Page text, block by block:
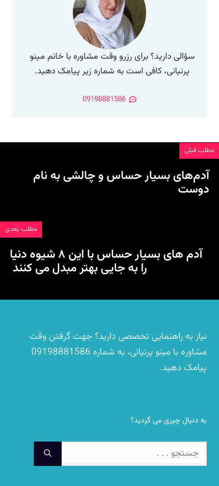
سؤالی دارید؟ برای رزرو وقت مشاوره با خانم مینو
پرنیانی، کافی است به شماره زیر پیامک دهید.
09198881586
مطلب قبلی
آدم‌های بسیار حساس و چالشی به نام
دوست
مطلب بعدی
آدم های بسیار حساس با این ۸ شیوه دنیا
را به جایی بهتر مبدل می کنند‎ ‎
نیاز به راهنمایی تخصصی دارید؟ جهت گرفتن وقت
مشاوره با مینو پرنیانی، به شماره 09198881586
پیامک دهید.
به دنبال چیزی می گردید؟
جستجوی
برای: